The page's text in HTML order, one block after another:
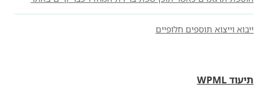
ייבוא ​​וייצוא תוספים חלופיים
תיעוד WPML